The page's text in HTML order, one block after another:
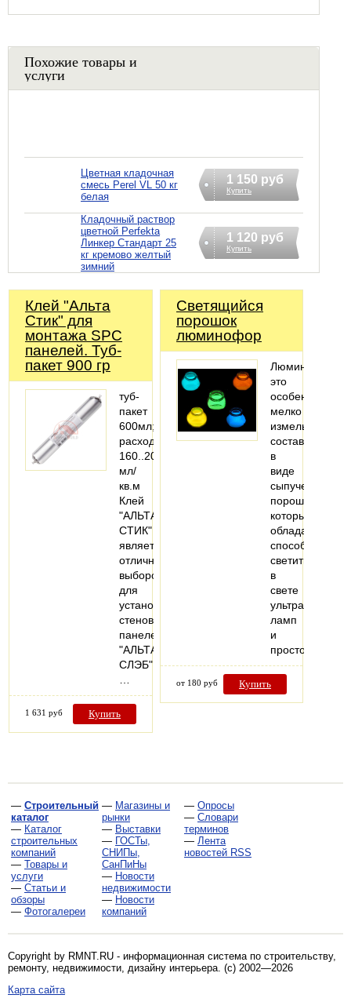
Похожие товары и
услуги
Цветная кладочная
смесь Perel VL 50 кг
белая
1 150 руб
Купить
Кладочный раствор
цветной Perfekta
Линкер Стандарт 25
кг кремово желтый
зимний
1 120 руб
Купить
Клей "Альта
Стик" для
монтажа SPC
панелей. Туб-
пакет 900 гр
туб-
пакет
600мл;
расход:
160..200
мл/
кв.м
Клей
"АЛЬТА
СТИК"
является
отличным
выбором
для
установки
стеновых
панелей
"АЛЬТА
СЛЭБ".
1 631 руб Купить
Светящийся
порошок
люминофор
Люминофор
это
особенный
мелко
измельченный
состав
в
виде
сыпучего
порошка,
который
обладает
способность
светиться
в
свете
ламп
и
просто…
от 180 руб Купить
— Строительный
каталог
— Каталог
строительных
компаний
— Товары и
услуги
— Статьи и
обзоры
— Фотогалереи
— Магазины и
рынки
— Выставки
— ГОСТы,
СНИПы,
СанПиНы
— Новости
недвижимости
— Новости
компаний
— Опросы
— Словари
терминов
— Лента
новостей RSS
Copyright by RMNT.RU - информационная система по строительству,
ремонту, недвижимости, дизайну интерьера . (c) 2002—2026
Карта сайта